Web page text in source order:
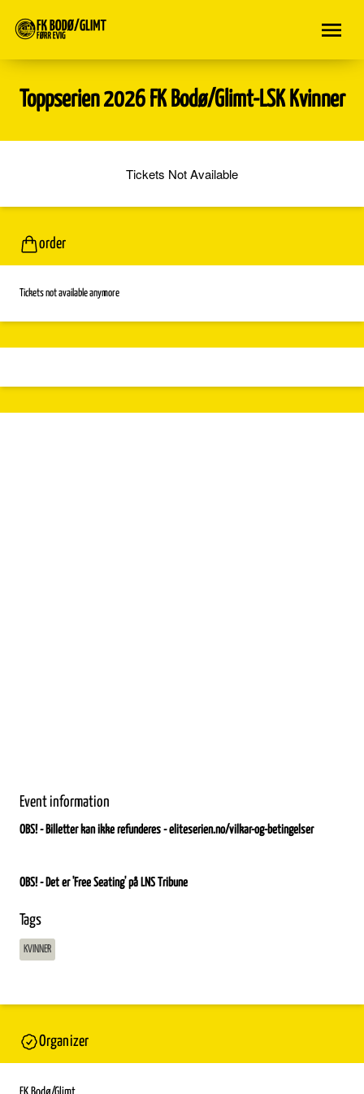
Toppserien 2026 FK Bodø/Glimt-LSK Kvinner
Tickets Not Available
order
Tickets not available anymore
Event information
OBS! - Billetter kan ikke refunderes - eliteserien.no/vilkar-og-betingelser
OBS! - Det er 'Free Seating' på LNS Tribune
Tags
KVINNER
Organizer